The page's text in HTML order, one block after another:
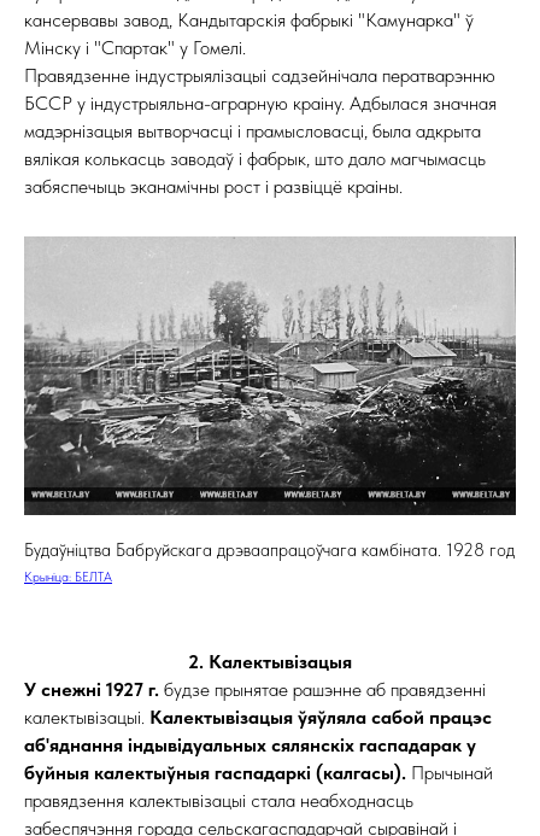
кансервавы завод, Кандытарскія фабрыкі "Камунарка" ў
Мінску і "Спартак" у Гомелі.
Правядзенне індустрыялізацыі садзейнічала ператварэнню
БССР у індустрыяльна-аграрную краіну. Адбылася значная
мадэрнізацыя вытворчасці і прамысловасці, была адкрыта
вялікая колькасць заводаў і фабрык, што дало магчымасць
забяспечыць эканамічны рост і развіццё краіны.
Будаўніцтва Бабруйскага дрэваапрацоўчага камбіната. 1928 год
Крыніца: БЕЛТА
2. Калектывізацыя
У снежні 1927 г. будзе прынятае рашэнне аб правядзенні
калектывізацыі. Калектывізацыя ўяўляла сабой працэс
аб'яднання індывідуальных сялянскіх гаспадарак у
буйныя калектыўныя гаспадаркі (калгасы). Прычынай
правядзення калектывізацыі стала неабходнасць
забеспячэння горада сельскагаспадарчай сыравінай і